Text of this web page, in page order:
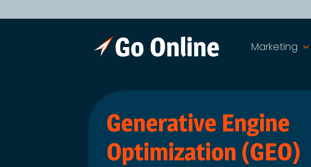
Marketing
Generative Engine
Optimization (GEO)